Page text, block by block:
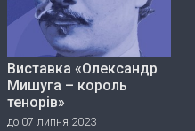
Виставка «Олександр
Мишуга – король
тенорів»
до 07 липня 2023